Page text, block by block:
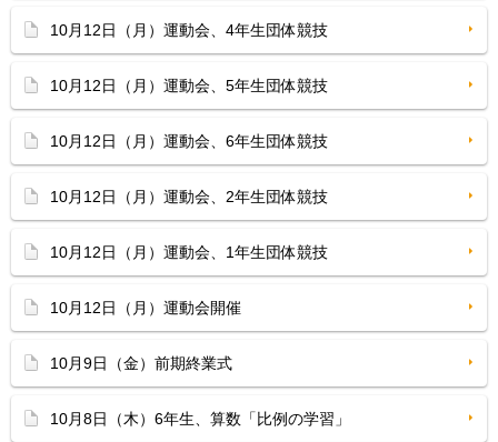
10月12日（月）運動会、4年生団体競技
10月12日（月）運動会、5年生団体競技
10月12日（月）運動会、6年生団体競技
10月12日（月）運動会、2年生団体競技
10月12日（月）運動会、1年生団体競技
10月12日（月）運動会開催
10月9日（金）前期終業式
10月8日（木）6年生、算数「比例の学習」